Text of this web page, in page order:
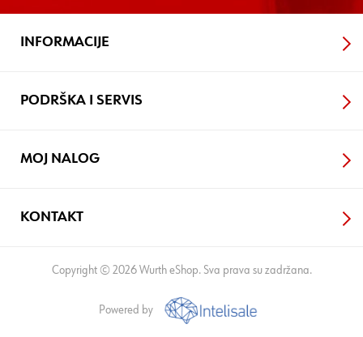
INFORMACIJE
PODRŠKA I SERVIS
MOJ NALOG
KONTAKT
Copyright © 2026 Wurth eShop. Sva prava su zadržana.
Powered by